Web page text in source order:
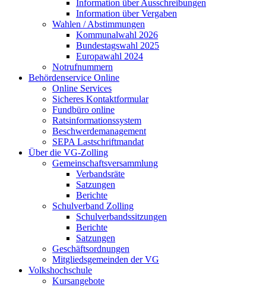
Information über Ausschreibungen
Information über Vergaben
Wahlen / Abstimmungen
Kommunalwahl 2026
Bundestagswahl 2025
Europawahl 2024
Notrufnummern
Behördenservice Online
Online Services
Sicheres Kontaktformular
Fundbüro online
Ratsinformationssystem
Beschwerdemanagement
SEPA Lastschriftmandat
Über die VG-Zolling
Gemeinschaftsversammlung
Verbandsräte
Satzungen
Berichte
Schulverband Zolling
Schulverbandssitzungen
Berichte
Satzungen
Geschäftsordnungen
Mitgliedsgemeinden der VG
Volkshochschule
Kursangebote